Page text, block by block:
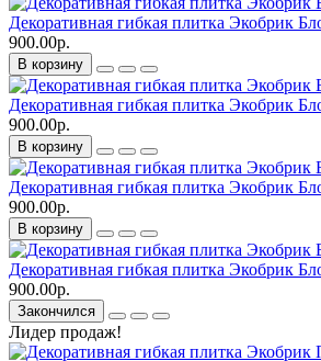
Декоративная гибкая плитка Экобрик
900.00р.
В корзину
Декоративная гибкая плитка Экобрик
900.00р.
В корзину
Декоративная гибкая плитка Экобрик
900.00р.
В корзину
Декоративная гибкая плитка Экобрик
900.00р.
Закончился
Лидер продаж!